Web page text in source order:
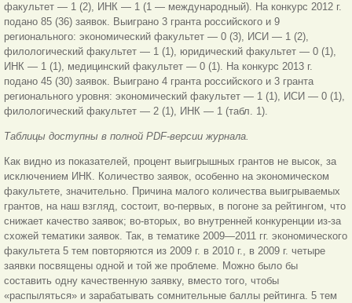
факультет — 1 (2), ИНК — 1 (1 — международный). На конкурс 2012 г.
подано 85 (36) заявок. Выиграно 3 гранта российского и 9
регионального: экономический факультет — 0 (3), ИСИ — 1 (2),
филологический факультет — 1 (1), юридический факультет — 0 (1),
ИНК — 1 (1), медицинский факультет — 0 (1). На конкурс 2013 г.
подано 45 (30) заявок. Выиграно 4 гранта российского и 3 гранта
регионального уровня: экономический факультет — 1 (1), ИСИ — 0 (1),
филологический факультет — 2 (1), ИНК — 1 (табл. 1).
Таблицы доступны в полной PDF-версии журнала.
Как видно из показателей, процент выигрышных грантов не высок, за
исключением ИНК. Количество заявок, особенно на экономическом
факультете, значительно. Причина малого количества выигрываемых
грантов, на наш взгляд, состоит, во-первых, в погоне за рейтингом, что
снижает качество заявок; во-вторых, во внутренней конкуренции из-за
схожей тематики заявок. Так, в тематике 2009—2011 гг. экономического
факультета 5 тем повторяются из 2009 г. в 2010 г., в 2009 г. четыре
заявки посвящены одной и той же проблеме. Можно было бы
составить одну качественную заявку, вместо того, чтобы
«распыляться» и зарабатывать сомнительные баллы рейтинга. 5 тем